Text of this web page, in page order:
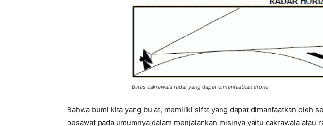
Batas cakrawala radar yang dapat dimanfaatkan drone
Bahwa bumi kita yang bulat, memiliki sifat yang dapat dimanfaatkan oleh
pesawat pada umumnya dalam menjalankan misinya yaitu cakrawala atau